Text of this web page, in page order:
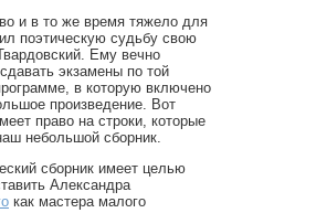
и в то же время тяжело для
поэтическую судьбу свою
Ему вечно
экзамены по той
в которую включено
произведение. Вот
право на строки, которые
небольшой сборник.
сборник имеет целью
Александра
как мастера малого